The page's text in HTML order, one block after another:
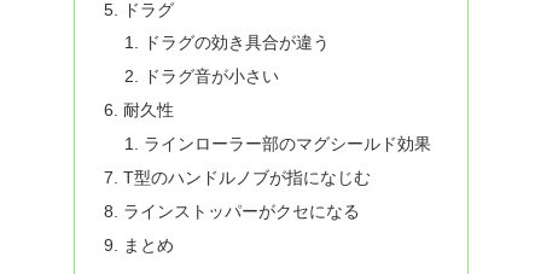
ドラグ
ドラグの効き具合が違う
ドラグ音が小さい
耐久性
ラインローラー部のマグシールド効果
T型のハンドルノブが指になじむ
ラインストッパーがクセになる
まとめ